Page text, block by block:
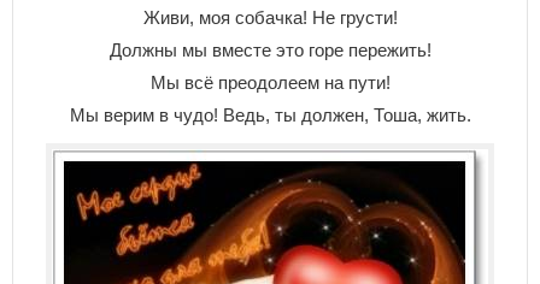
Живи, моя собачка! Не грусти!
Должны мы вместе это горе пережить!
Мы всё преодолеем на пути!
Мы верим в чудо! Ведь, ты должен, Тоша, жить.